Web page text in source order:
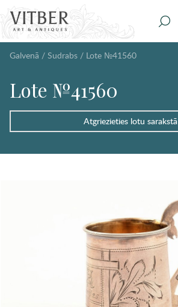
Galvenā / Sudrabs / Lote №41560
Lote №41560
Atgriezieties lotu sarakstā